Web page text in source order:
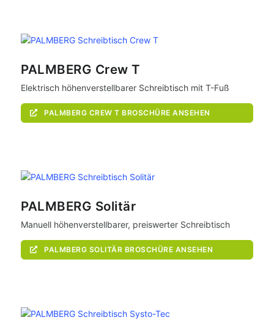
PALMBERG Crew T
Elektrisch höhenverstellbarer Schreibtisch mit T-Fuß
PALMBERG CREW T BROSCHÜRE ANSEHEN
PALMBERG Solitär
Manuell höhenverstellbarer, preiswerter Schreibtisch
PALMBERG SOLITÄR BROSCHÜRE ANSEHEN